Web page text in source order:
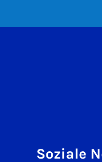
Soziale